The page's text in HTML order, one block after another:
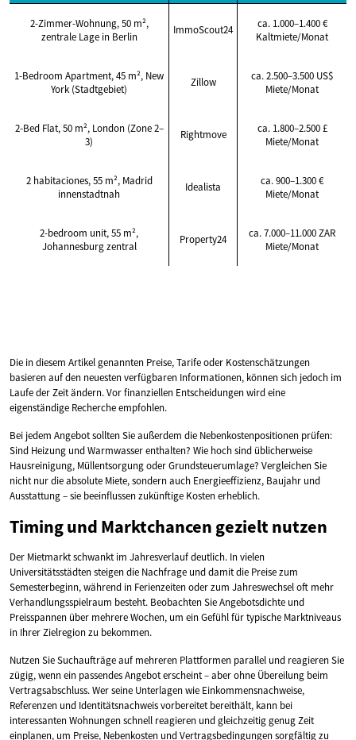
2-Zimmer-Wohnung, 50 m²,
zentrale Lage in Berlin
ImmoScout24
ca. 1.000–1.400 €
Kaltmiete/Monat
1-Bedroom Apartment, 45 m², New
York (Stadtgebiet)
Zillow
ca. 2.500–3.500 US$
Miete/Monat
2-Bed Flat, 50 m², London (Zone 2–
3)
Rightmove
ca. 1.800–2.500 £
Miete/Monat
2 habitaciones, 55 m², Madrid
innenstadtnah
Idealista
ca. 900–1.300 €
Miete/Monat
2-bedroom unit, 55 m²,
Johannesburg zentral
Property24
ca. 7.000–11.000 ZAR
Miete/Monat
Die in diesem Artikel genannten Preise, Tarife oder Kostenschätzungen
basieren auf den neuesten verfügbaren Informationen, können sich jedoch im
Laufe der Zeit ändern. Vor finanziellen Entscheidungen wird eine
eigenständige Recherche empfohlen.
Bei jedem Angebot sollten Sie außerdem die Nebenkostenpositionen prüfen:
Sind Heizung und Warmwasser enthalten? Wie hoch sind üblicherweise
Hausreinigung, Müllentsorgung oder Grundsteuerumlage? Vergleichen Sie
nicht nur die absolute Miete, sondern auch Energieeffizienz, Baujahr und
Ausstattung – sie beeinflussen zukünftige Kosten erheblich.
Timing und Marktchancen gezielt nutzen
Der Mietmarkt schwankt im Jahresverlauf deutlich. In vielen
Universitätsstädten steigen die Nachfrage und damit die Preise zum
Semesterbeginn, während in Ferienzeiten oder zum Jahreswechsel oft mehr
Verhandlungsspielraum besteht. Beobachten Sie Angebotsdichte und
Preisspannen über mehrere Wochen, um ein Gefühl für typische Marktniveaus
in Ihrer Zielregion zu bekommen.
Nutzen Sie Suchaufträge auf mehreren Plattformen parallel und reagieren Sie
zügig, wenn ein passendes Angebot erscheint – aber ohne Übereilung beim
Vertragsabschluss. Wer seine Unterlagen wie Einkommensnachweise,
Referenzen und Identitätsnachweis vorbereitet bereithält, kann bei
interessanten Wohnungen schnell reagieren und gleichzeitig genug Zeit
einplanen, um Preise, Nebenkosten und Vertragsbedingungen sorgfältig zu